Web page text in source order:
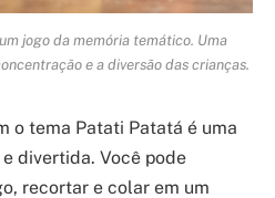
jogo da memória temático. Uma
e a diversão das crianças.
o tema Patati Patatá é uma
divertida. Você pode
recortar e colar em um